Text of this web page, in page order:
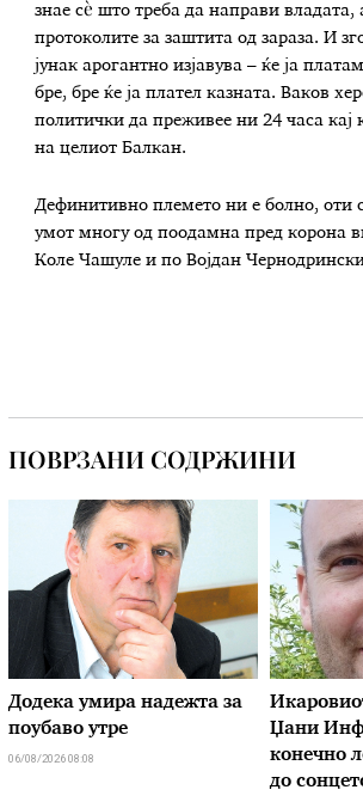
знае сѐ што треба да направи владата,
протоколите за заштита од зараза. И
јунак арогантно изјавува – ќе ја
бре, бре ќе ја плател казната. Ваков
политички да преживее ни 24 часа кај
на целиот Балкан.
Дефинитивно племето ни е болно, оти
умот многу од поодамна пред корона
Коле Чашуле и по Војдан
ПОВРЗАНИ СОДРЖИНИ
Додека умира надежта за
поубаво утре
06/08/2026 08:08
Џани
конечно
до